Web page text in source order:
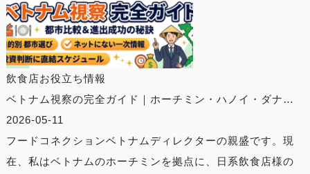
飲食店お役立ち情報
ベトナム視察の完全ガイド｜ホーチミン・ハノイ・ダナ…
2026-05-11
フードコネクションベトナムディレクターの親盛です。現
在、私はベトナムのホーチミンを拠点に、日系飲食店様の